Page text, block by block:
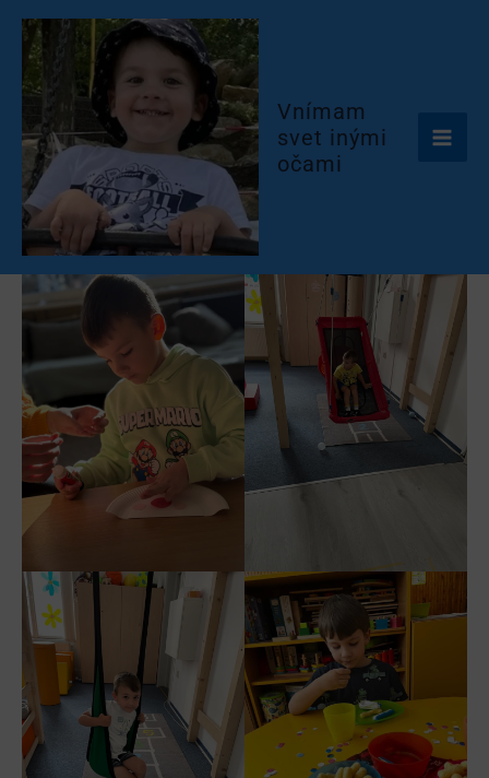
Preskočiť
Vnímam
svet inými
očami